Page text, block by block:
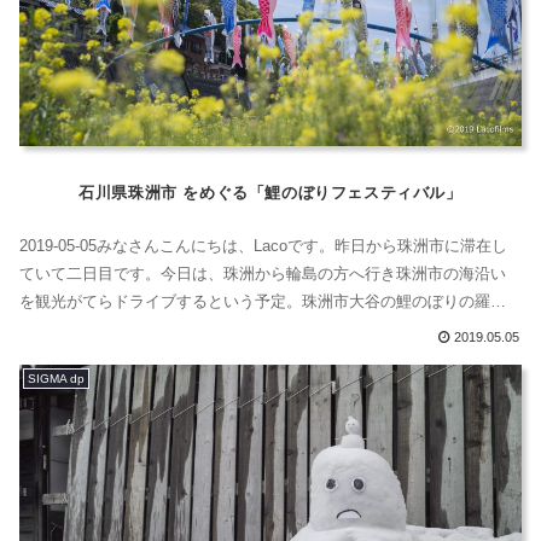
石川県珠洲市 をめぐる「鯉のぼりフェスティバル」
2019-05-05みなさんこんにちは、Lacoです。昨日から珠洲市に滞在し
ていて二日目です。今日は、珠洲から輪島の方へ行き珠洲市の海沿い
を観光がてらドライブするという予定。珠洲市大谷の鯉のぼりの羅列
を見てきました。青空に鯉のぼりが泳いでいました。大谷川鯉のぼり
登半島は、北のほうにあるので金沢よりも遅れて菜の花が咲くのか
な？65回、つま...
2019.05.05
SIGMA dp